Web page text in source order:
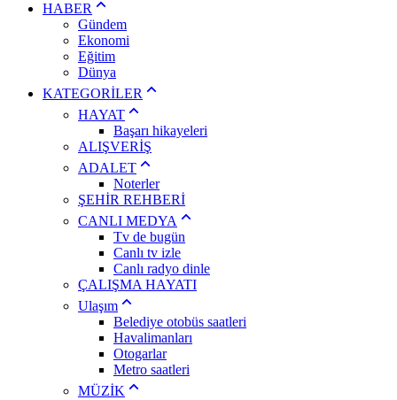
HABER
Gündem
Ekonomi
Eğitim
Dünya
KATEGORİLER
HAYAT
Başarı hikayeleri
ALIŞVERİŞ
ADALET
Noterler
ŞEHİR REHBERİ
CANLI MEDYA
Tv de bugün
Canlı tv izle
Canlı radyo dinle
ÇALIŞMA HAYATI
Ulaşım
Belediye otobüs saatleri
Havalimanları
Otogarlar
Metro saatleri
MÜZİK